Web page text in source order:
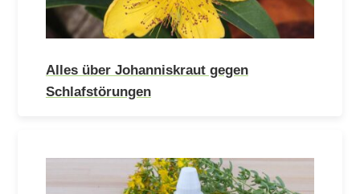
Alles über Johanniskraut gegen
Schlafstörungen